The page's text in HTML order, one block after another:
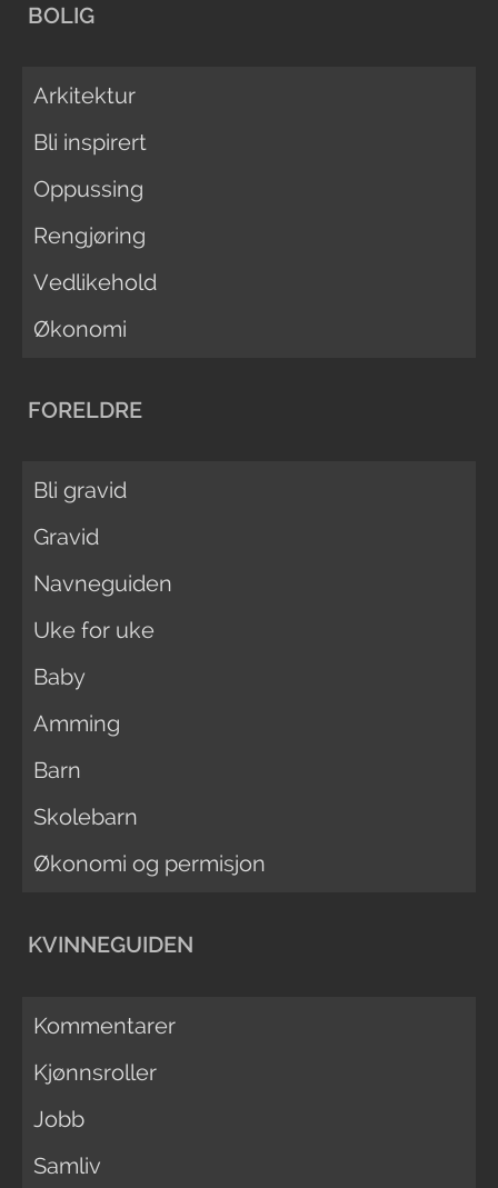
BOLIG
Arkitektur
Bli inspirert
Oppussing
Rengjøring
Vedlikehold
Økonomi
FORELDRE
Bli gravid
Gravid
Navneguiden
Uke for uke
Baby
Amming
Barn
Skolebarn
Økonomi og permisjon
KVINNEGUIDEN
Kommentarer
Kjønnsroller
Jobb
Samliv